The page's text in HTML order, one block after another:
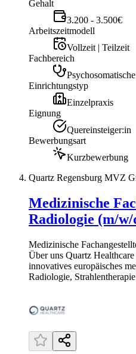
Gehalt
3.200 - 3.500€
Arbeitszeitmodell
Vollzeit | Teilzeit
Fachbereich
Einrichtungstyp
Einzelpraxis
Eignung
Quereinsteiger:in
Bewerbungsart
Kurzbewerbung
Quartz Regensburg MVZ
Medizinische
Radiologie (m/w/
Medizinische
Über uns Quartz
innovatives europäisches
Radiologie,